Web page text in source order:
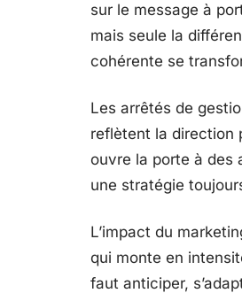
sur le message à
mais seule la
cohérente se
Les arrêtés de
reflètent la direction
ouvre la porte à des
une stratégie
L’impact du
qui monte en
faut anticiper,